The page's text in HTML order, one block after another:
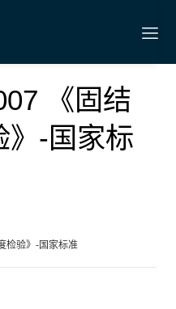
《固结
》-国家标
检验》-国家标准